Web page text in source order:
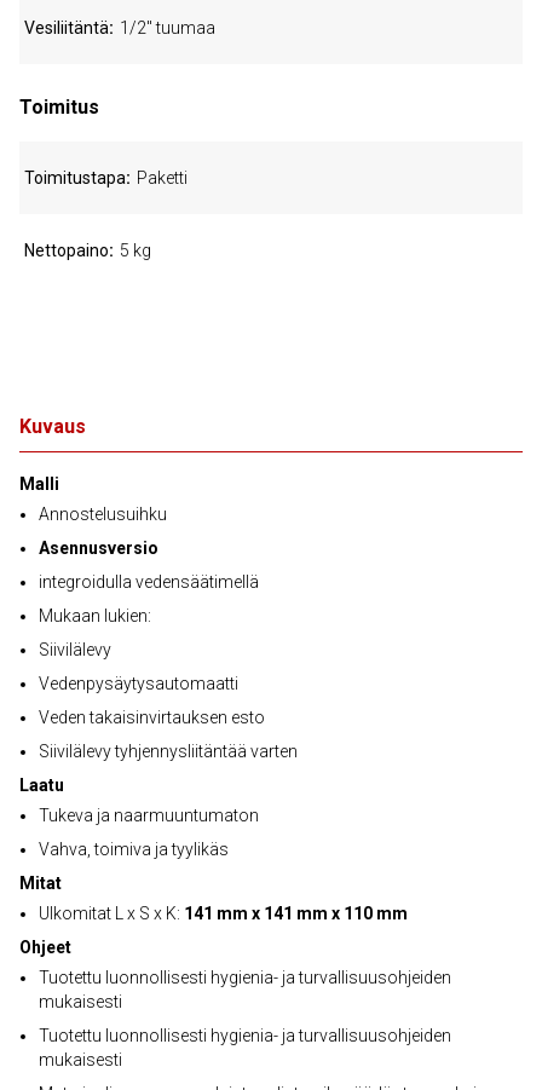
Kuvaus
Malli
Annostelusuihku
Asennusversio
integroidulla vedensäätimellä
Mukaan lukien:
Siivilälevy
Vedenpysäytysautomaatti
Veden takaisinvirtauksen esto
Siivilälevy tyhjennysliitäntää varten
Laatu
Tukeva ja naarmuuntumaton
Vahva, toimiva ja tyylikäs
Mitat
Ulkomitat L x S x K: 141 mm x 141 mm x 110 mm
Ohjeet
Tuotettu luonnollisesti hygienia- ja turvallisuusohjeiden
mukaisesti
Tuotettu luonnollisesti hygienia- ja turvallisuusohjeiden
mukaisesti
Vesiliitäntä 1/2" tuumaa
Toimitus
Toimitustapa Paketti
Nettopaino 5 kg